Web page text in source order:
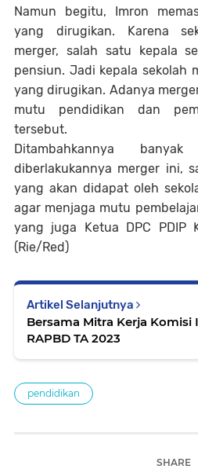
Namun begitu, Imron
yang dirugikan. Karena
merger, salah satu kepala
pensiun. Jadi kepala sekolah
yang dirugikan. Adanya
mutu pendidikan dan
tersebut.
Ditambahkannya
diberlakukannya merger ini,
yang akan didapat oleh
agar menjaga mutu
yang juga Ketua DPC PDIP
(Rie/Red)
Artikel Selanjutnya
Bersama Mitra Kerja Komisi
RAPBD TA 2023
pendidikan
SHARE